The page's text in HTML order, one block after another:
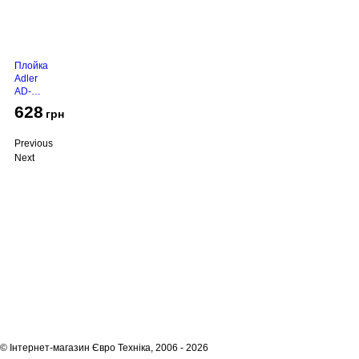
Плойка
Adler
AD-
628 грн
Previous
Next
© Інтернет-магазин Євро Техніка, 2006 - 2026